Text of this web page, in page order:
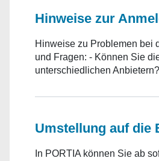
Hinweise zur
Hinweise zu Problemen bei
und Fragen: - Können Sie
unterschiedlichen
Umstellung auf die
In PORTIA können Sie ab